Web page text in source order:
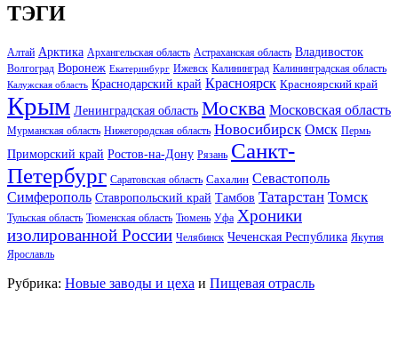
ТЭГИ
Алтай Арктика Архангельская область Астраханская область Владивосток
Волгоград Воронеж Екатеринбург Ижевск Калининград Калининградская область
Калужская область Краснодарский край Красноярск Красноярский край
Крым Ленинградская область Москва Московская область
Мурманская область Нижегородская область Новосибирск Омск Пермь
Приморский край Ростов-на-Дону Рязань Санкт-
Петербург Саратовская область Сахалин Севастополь
Симферополь Ставропольский край Тамбов Татарстан Томск
Тульская область Тюменская область Тюмень Уфа Хроники
изолированной России Челябинск Чеченская Республика Якутия
Ярославль
Рубрика: Новые заводы и цеха и Пищевая отрасль